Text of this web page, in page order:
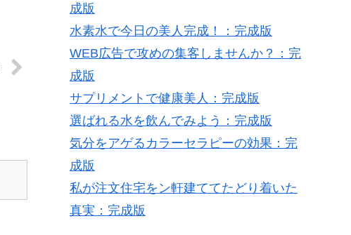
成版
水素水で今日の美人完成！：完成版
WEB広告で攻めの集客しませんか？：完
成版
サプリメントで健康美人：完成版
選ばれる水を飲んでみよう：完成版
気分をアゲるカラーセラピーの効果：完
成版
私が注文住宅をン軒建ててたどり着いた
真実：完成版